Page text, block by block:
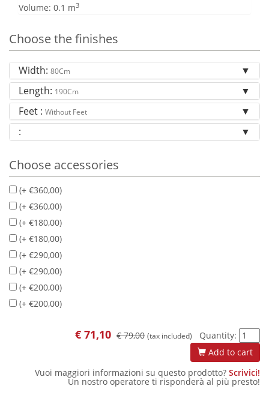
Volume: 0.1 m3
Choose the finishes
Width: 80Cm
Length: 190Cm
Feet : Without Feet
:
Choose accessories
(+ €360,00)
(+ €360,00)
(+ €180,00)
(+ €180,00)
(+ €290,00)
(+ €290,00)
(+ €200,00)
(+ €200,00)
€ 71,10 € 79,00 (tax included)
Quantity:
Add to cart
Vuoi maggiori informazioni su questo prodotto? Scrivici!
Un nostro operatore ti risponderà al più presto!